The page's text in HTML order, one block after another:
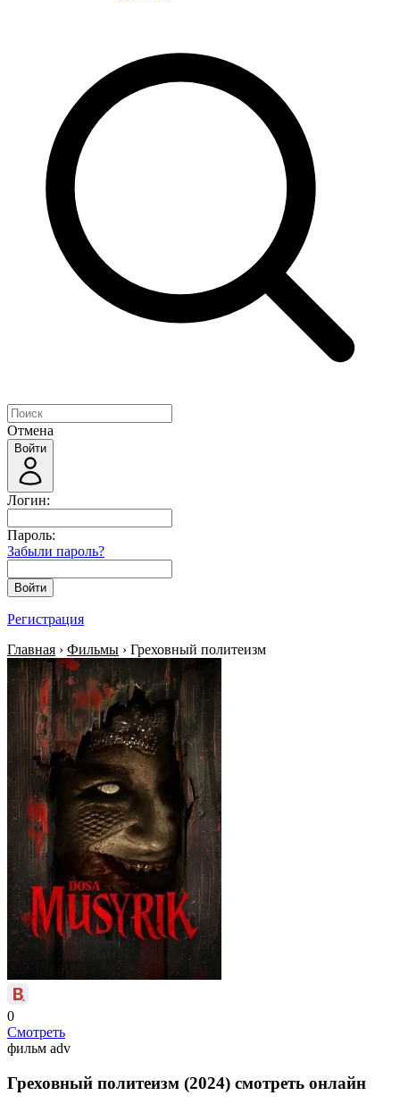
Отмена
Войти
Логин:
Пароль:
Забыли пароль?
Войти
Регистрация
Главная › Фильмы › Греховный политеизм
0
Смотреть
фильм adv
Греховный политеизм (2024) смотреть онлайн